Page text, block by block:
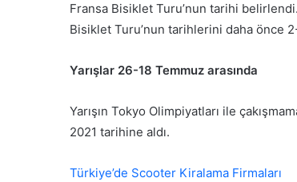
e
e
Fransa Bisiklet Turu’nun tarihi belirlendi.
Bisiklet Turu’nun tarihlerini daha önce
Yarışlar 26-18 Temmuz arasında
Yarışın Tokyo Olimpiyatları ile
2021 tarihine aldı.
Türkiye’de Scooter Kiralama Firmaları